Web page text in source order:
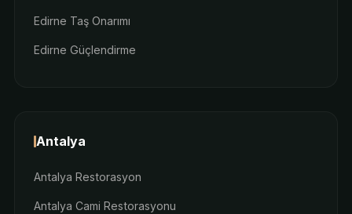
Edirne Taş Onarımı
Edirne Güçlendirme
Antalya
Antalya Restorasyon
Antalya Cami Restorasyonu